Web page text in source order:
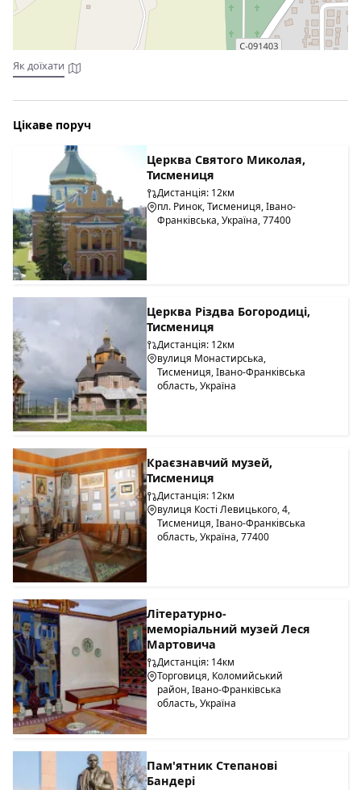
Як доїхати
Цікаве поруч
Церква Святого Миколая,
Тисмениця
Дистанція: 12км
пл. Ринок, Тисмениця, Івано-
Франківська, Україна, 77400
Церква Різдва Богородиці,
Тисмениця
Дистанція: 12км
вулиця Монастирська,
Тисмениця, Івано-Франківська
область, Україна
Краєзнавчий музей,
Тисмениця
Дистанція: 12км
вулиця Кості Левицького, 4,
Тисмениця, Івано-Франківська
область, Україна, 77400
Літературно-
меморіальний музей Леся
Мартовича
Дистанція: 14км
Торговиця, Коломийський
район, Івано-Франківська
область, Україна
Пам'ятник Степанові
Бандері